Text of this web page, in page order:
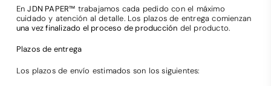
EnJDN PAPER™ trabajamos cada pedido con el máximo
cuidado y atención al detalle. Los plazos de entrega comienzan
una vez finalizado el proceso de producción del producto.
Plazos de entrega
Los plazos de envío estimados son los siguientes: